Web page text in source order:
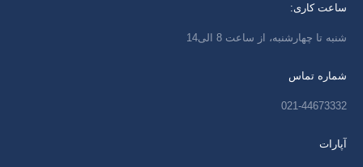
ساعت کاری:
شنبه تا چهارشنبه، از ساعت 8 الی14
شماره تماس
021-44673332
آپارات